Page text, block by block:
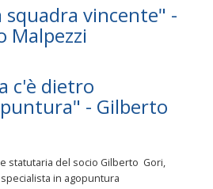
squadra vincente" -
Malpezzi
c'è dietro
- Gilberto
statutaria del socio Gilberto Gori,
in agopuntura